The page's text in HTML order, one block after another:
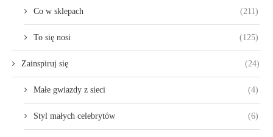
Co w sklepach (211)
To się nosi (125)
Zainspiruj się (24)
Małe gwiazdy z sieci (4)
Styl małych celebrytów (6)